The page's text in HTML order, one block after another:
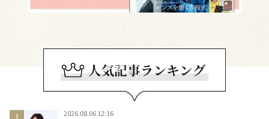
2026.08.06 12:16